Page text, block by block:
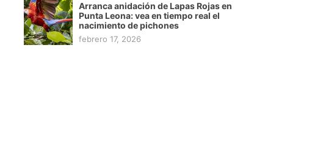
Arranca anidación de Lapas Rojas en
Punta Leona: vea en tiempo real el
nacimiento de pichones
febrero 17, 2026